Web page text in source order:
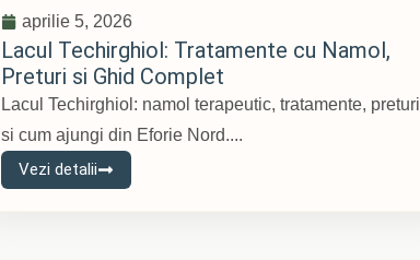
aprilie 5, 2026
Lacul Techirghiol: Tratamente cu Namol,
Preturi si Ghid Complet
Lacul Techirghiol: namol terapeutic, tratamente, preturi
si cum ajungi din Eforie Nord....
Vezi detalii